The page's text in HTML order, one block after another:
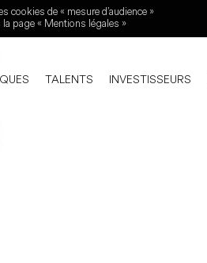
TALENTS INVESTISSEURS
de « mesure d’audience »
page « Mentions légales »